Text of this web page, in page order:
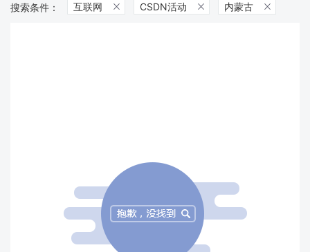
互联网  CSDN活动  内蒙古 